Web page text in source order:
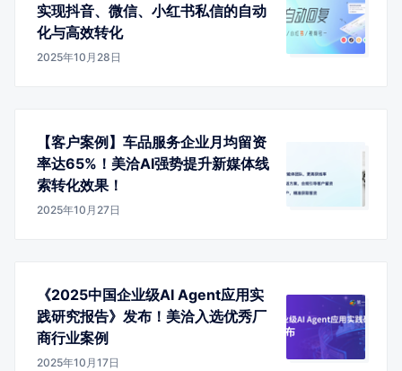
实现抖音、微信、小红书私信的自动
化与高效转化
2025年10月28日
【客户案例】车品服务企业月均留资
率达65%！美洽AI强势提升新媒体线
索转化效果！
2025年10月27日
《2025中国企业级AI Agent应用实
践研究报告》发布！美洽入选优秀厂
商行业案例
2025年10月17日